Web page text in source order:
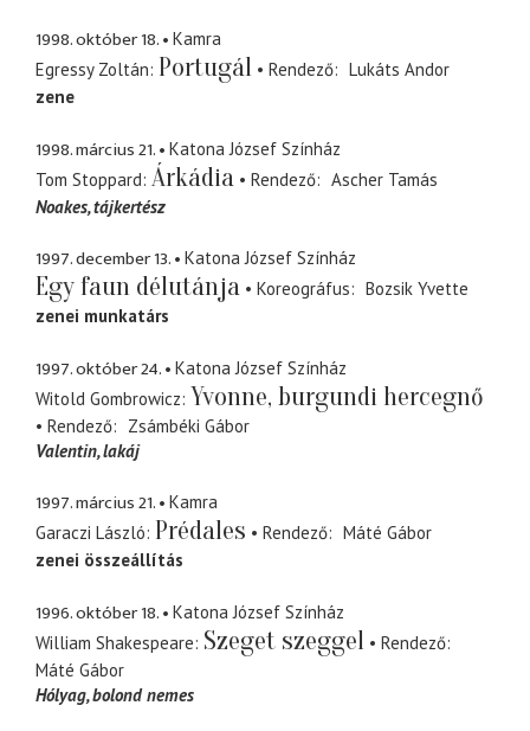
1998. október 18.
Kamra
Egressy Zoltán Portugál Rendező
Lukáts Andor
zene
1998. március 21.
Katona József Színház
Tom Stoppard Árkádia Rendező
Ascher Tamás
Noakes tájkertész
1997. december 13. Katona József Színház
Egy faun délutánja Koreográfus
Bozsik Yvette
zenei munkatárs
1997. október 24.
Katona József Színház
Witold Gombrowicz Yvonne, burgundi hercegnő
Rendező
Zsámbéki Gábor
Valentin lakáj
1997. március 21.
Kamra
Garaczi László Prédales Rendező
Máté Gábor
zenei összeállítás
1996. október 18.
Katona József Színház
William Shakespeare Szeget szeggel
Rendező
Máté Gábor
Hólyag bolond nemes